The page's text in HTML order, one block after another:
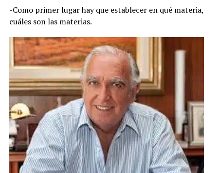
-Como primer lugar hay que establecer en qué materia,
cuáles son las materias.